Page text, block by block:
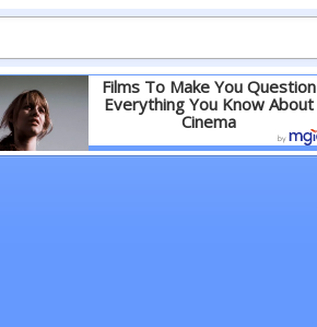
Films To Make You Question
Everything You Know About
Cinema
Детальніше